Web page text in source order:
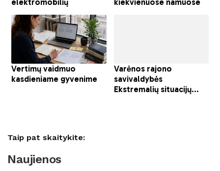
Taip pat skaitykite:
Naujienos